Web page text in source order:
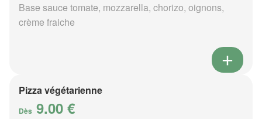
Base sauce tomate, mozzarella, chorizo, oignons,
crème fraiche
Pizza végétarienne
Dès 9.00 €